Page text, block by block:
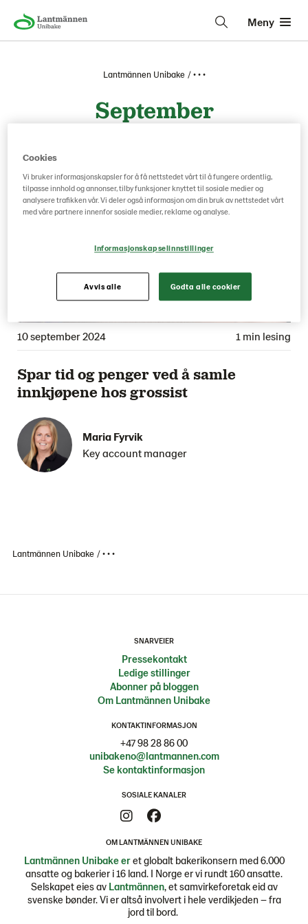
Meny
Lantmännen Unibake • • •
September
10 september 2024 1 min lesing
Spar tid og penger ved å samle
innkjøpene hos grossist
Maria Fyrvik
Key account manager
Lantmännen Unibake • • •
SNARVEIER
Pressekontakt
Ledige stillinger
Abonner på bloggen
Om Lantmännen Unibake
KONTAKTINFORMASJON
+47 98 28 86 00
unibakeno@lantmannen.com
Se kontaktinformasjon
SOSIALE KANALER
OM LANTMÄNNEN UNIBAKE
Lantmännen Unibake eret globalt bakerikonsern med 6.000
ansatte og bakerier i 16 land. I Norge er vi rundt 160 ansatte.
Selskapet eies av Lantmännen, et samvirkeforetak eid av
svenske bønder. Vi er altså involvert i hele verdikjeden – fra
jord til bord.
Cookies
Vi bruker informasjonskapsler for å få nettstedet vårt til å fungere ordentlig,
tilpasse innhold og annonser, tilby funksjoner knyttet til sosiale medier og
analysere trafikken vår. Vi deler også informasjon om din bruk av nettstedet vårt
med våre partnere innenfor sosiale medier, reklame og analyse.
Informasjonskapselinnstillinger
Avvis alle Godta alle cookier